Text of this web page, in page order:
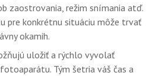
zaostrovania, režim snímania atď.
pre konkrétnu situáciu môže trvať
okamih.
uložiť a rýchlo vyvolať
Tým šetria váš čas a